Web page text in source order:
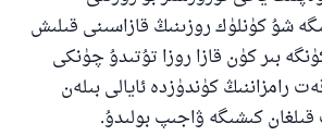
شۇ كۈنلۈك روزىنىڭ قازاسىنى قىلىش
بىر كۈن قازا روزا تۇتىدۇ چۈنكى
رامزاننىڭ كۈندۈزدە ئايالى بىلەن
كىشىگە ۋاجىپ بولىدۇ.